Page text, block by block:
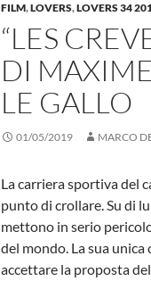
FILM,LOVERS,LOVERS 34
“LES
DI
LE GALLO
01/05/2019 MARCO
La carriera sportiva del
punto di crollare. Su di
mettono in serio
del mondo. La sua unica
accettare la proposta